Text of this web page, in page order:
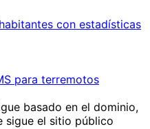
con estadísticas
para terremotos
basado en el dominio,
sigue el sitio público